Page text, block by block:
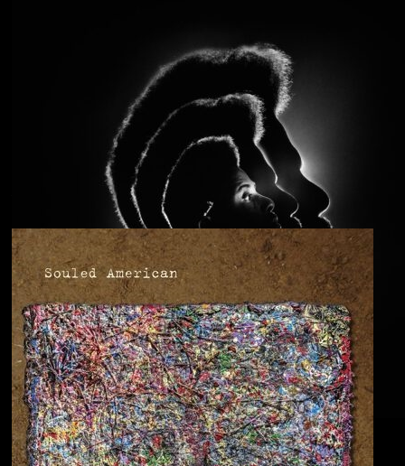
You’re Free to Go
Blu & Exile
Time Heals Everything